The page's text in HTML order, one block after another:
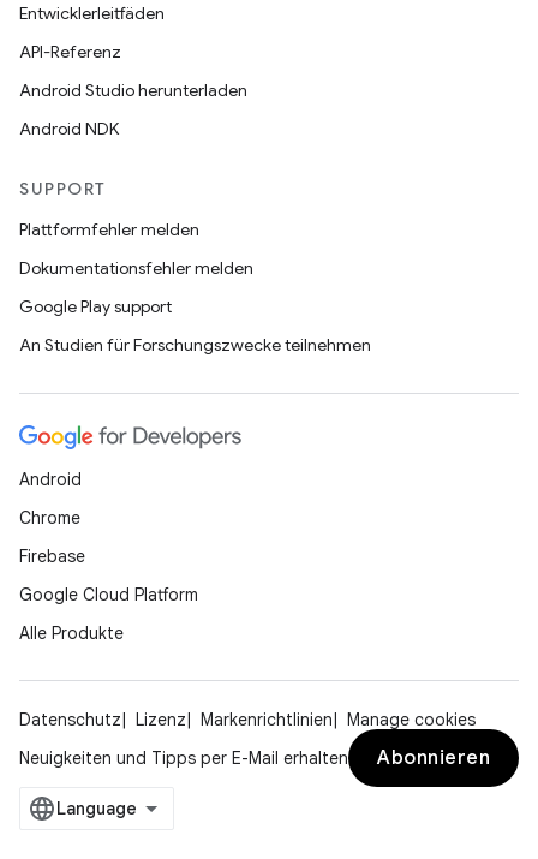
Entwicklerleitfäden
API-Referenz
Android Studio herunterladen
Android NDK
SUPPORT
Plattformfehler melden
Dokumentationsfehler melden
Google Play support
An Studien für Forschungszwecke teilnehmen
Android
Chrome
Firebase
Google Cloud Platform
Alle Produkte
Datenschutz Lizenz Markenrichtlinien
Manage cookies
Neuigkeiten und Tipps per E-Mail erhalten
Abonnieren